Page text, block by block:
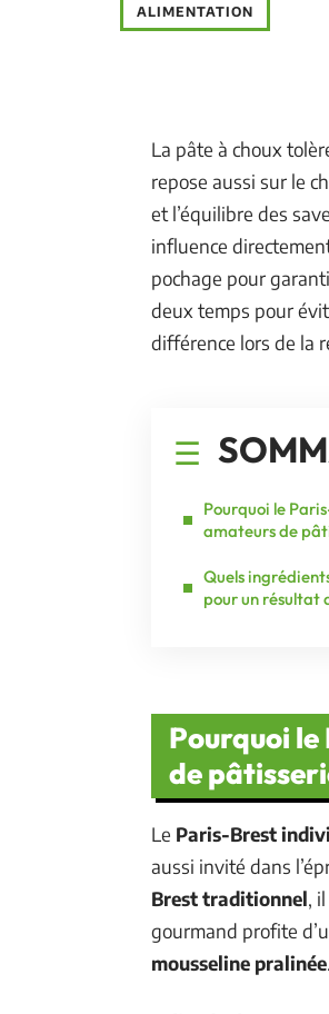
ALIMENTATION
La pâte à choux
repose aussi sur le
et l’équilibre des
influence
pochage pour
deux temps pour
différence lors de la
Pourquoi le
amateurs de
Quels
pour un résultat
Pourquoi
de
Le Paris-Brest
aussi invité dans
Brest traditionnel,
gourmand profite
mousseline pralinée.